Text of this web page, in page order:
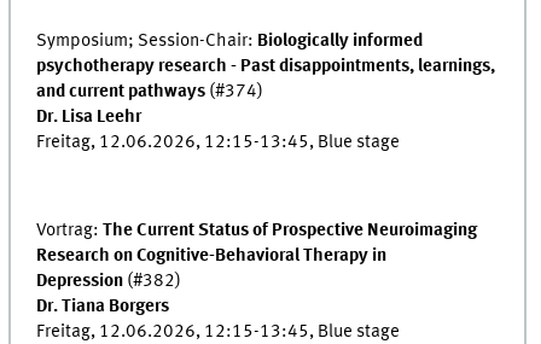
Symposium; Session-Chair: Biologically informed
psychotherapy research - Past disappointments, learnings,
and current pathways (#374)
Dr. Lisa Leehr
Freitag, 12.06.2026, 12:15-13:45, Blue stage
Vortrag:The Current Status of Prospective Neuroimaging
Research on Cognitive-Behavioral Therapy in
Depression (#382)
Dr. Tiana Borgers
Freitag, 12.06.2026, 12:15-13:45, Blue stage